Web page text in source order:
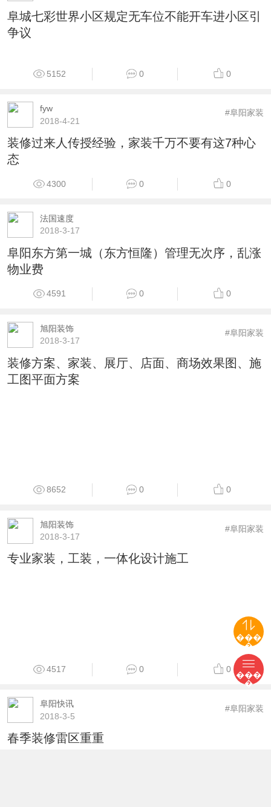
阜城七彩世界小区规定无车位不能开车进小区引
争议
2018-4-21
装修过来人传授经验，家装千万不要有这7种心
态
2018-3-17
阜阳东方第一城（东方恒隆）管理无次序，乱涨
物业费
#阜阳家装
���
�
���
�